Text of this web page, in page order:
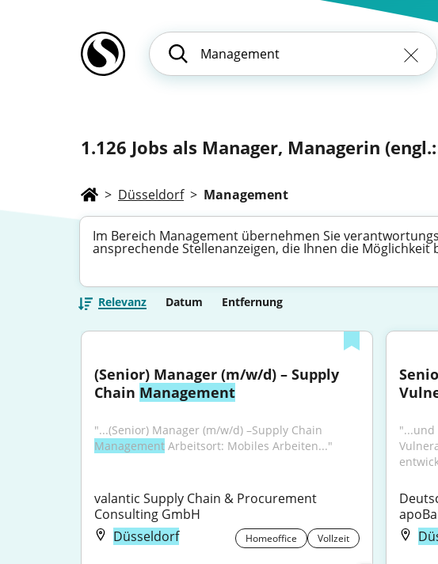
1.126 Jobs als Manager, Managerin
> Düsseldorf > Management
Im Bereich Management übernehmen Sie
ansprechende Stellenanzeigen, die Ihnen die
Relevanz Datum Entfernung
(Senior) Manager (m/w/d) – Supply
Chain Management
Management Arbeitsort: Mobiles Arbeiten..."
valantic Supply Chain & Procurement
Consulting GmbH
Düsseldorf
Homeoffice Vollzeit
"...und